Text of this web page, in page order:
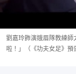
劉嘉玲飾演娥眉隊教練
啦！」（《功夫女足》預